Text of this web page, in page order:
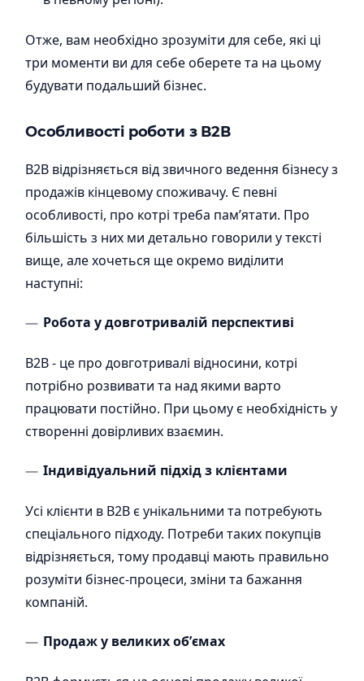
Отже, вам необхідно зрозуміти для себе, які ці
три моменти ви для себе оберете та на цьому
будувати подальший бізнес.
Особливості роботи з В2В
В2В відрізняється від звичного ведення бізнесу з
продажів кінцевому споживачу. Є певні
особливості, про котрі треба пам’ятати. Про
більшість з них ми детально говорили у тексті
вище, але хочеться ще окремо виділити
наступні:
Робота у довготривалій перспективі
В2В - це про довготривалі відносини, котрі
потрібно розвивати та над якими варто
працювати постійно. При цьому є необхідність у
створенні довірливих взаємин.
Індивідуальний підхід з клієнтами
Усі клієнти в В2В є унікальними та потребують
спеціального підходу. Потреби таких покупців
відрізняється, тому продавці мають правильно
розуміти бізнес-процеси, зміни та бажання
компаній.
Продаж у великих обʼємах